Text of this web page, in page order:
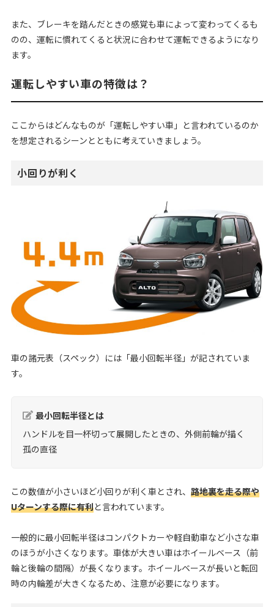
また、ブレーキを踏んだときの感覚も車によって変わってくるも
のの、運転に慣れてくると状況に合わせて運転できるようになり
ます。
運転しやすい車の特徴は？
ここからはどんなものが「運転しやすい車」と言われているのか
を想定されるシーンとともに考えていきましょう。
小回りが利く
車の諸元表（スペック）には「最小回転半径」が記されていま
す。
最小回転半径とは
ハンドルを目一杯切って展開したときの、外側前輪が描く
孤の直径
この数値が小さいほど小回りが利く車とされ、 路地裏を走る際や
Uターンする際に有利と言われています。
一般的に最小回転半径はコンパクトカーや軽自動車など小さな車
のほうが小さくなります。車体が大きい車はホイールベース（前
輪と後輪の間隔）が長くなります。ホイールベースが長いと転回
時の内輪差が大きくなるため、注意が必要になります。